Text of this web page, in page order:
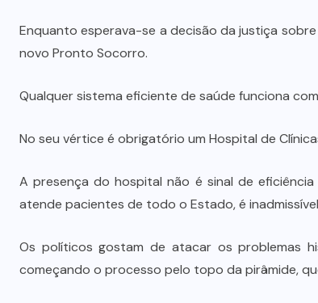
Enquanto esperava-se a decisão da justiça
novo Pronto Socorro.
Qualquer sistema eficiente de saúde funciona
No seu vértice é obrigatório um Hospital de
A presença do hospital não é sinal de
atende pacientes de todo o Estado, é
Os políticos gostam de atacar os problemas
começando o processo pelo topo da pirâmide,